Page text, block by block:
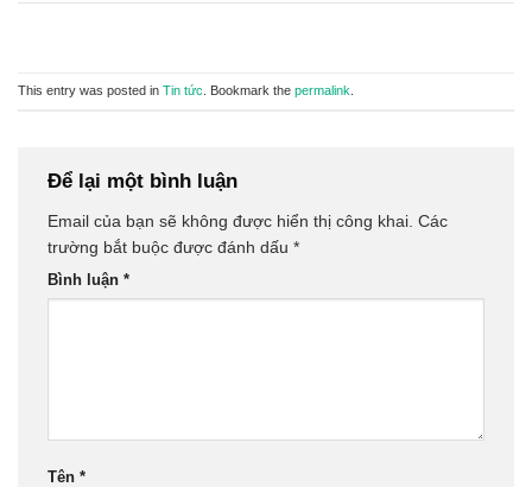
This entry was posted in Tin tức. Bookmark the permalink.
Để lại một bình luận
Email của bạn sẽ không được hiển thị công khai. Các
trường bắt buộc được đánh dấu *
Bình luận *
Tên *